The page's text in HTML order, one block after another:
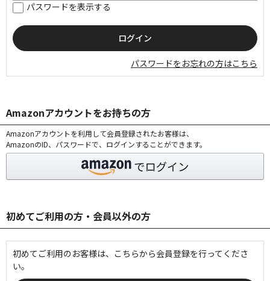
パスワードを表示する
パスワードをお忘れの方はこちら
Amazonアカウントをお持ちの方
Amazonアカウントを利用して会員登録されたお客様は、
AmazonのID、パスワードで、ログインすることができます。
初めてご利用の方・会員以外の方
初めてご利用のお客様は、こちらから会員登録を行ってくださ
い。